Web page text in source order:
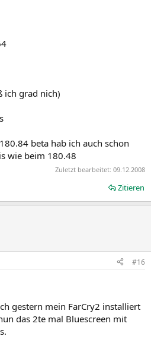
ich grad nich)
beta hab ich auch schon
wie beim 180.48
Zuletzt bearbeitet: 09.12.2008
Zitieren
#16
gestern mein FarCry2 installiert
das 2te mal Bluescreen mit